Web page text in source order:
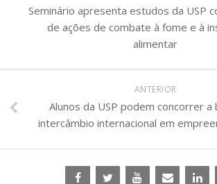
Seminário apresenta estudos da USP
de ações de combate à fome e à
alimentar
ANTERIOR
Alunos da USP podem concorrer a
intercâmbio internacional em